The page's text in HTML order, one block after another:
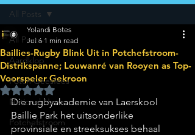
All Posts
Aardklop
Potch Geesfees
National News
Potchefstroom
All Posts
Baillies-Rugby Blink Uit in Potchefstroom-
Distrikspanne; Louwanré van Rooyen as Top-
Voorspeler Gekroon
Yolandi Botes
Jul 6 1 min read
Rated NaN out of 5 stars.
Die rugbyakademie van Laerskool
Baillie Park het uitsonderlike
provinsiale en streeksukses behaal